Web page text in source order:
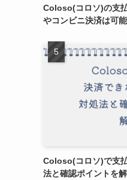
Coloso(コロソ)の支
やコンビニ決済は可能
Coloso(コロソ)で支
法と確認ポイントを解